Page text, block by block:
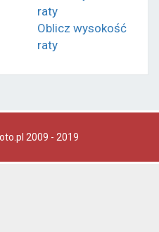
raty
Oblicz wysokość
raty
2009 - 2019